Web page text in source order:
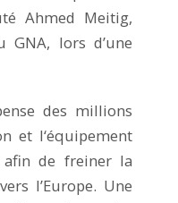
Ahmed Meitig,
GNA, lors d’une
des millions
et l‘équipement
afin de freiner la
l’Europe. Une